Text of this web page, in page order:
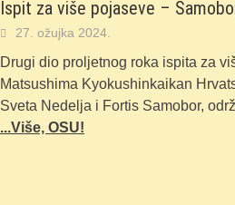
Ispit za više pojaseve –
27. ožujka 2024.
Drugi dio proljetnog roka ispita za
Matsushima Kyokushinkaikan
Sveta Nedelja i Fortis Samobor,
...Više, OSU!